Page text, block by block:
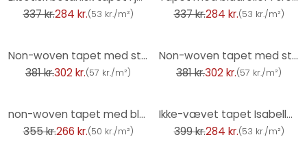
337 kr.284 kr.(53 kr./m²)
337 kr.284 kr.(53 kr./m²)
Non-woven tapet med struktureret bladmotiv beige blomstret
381 kr.302 kr.(57 kr./m²)
Non-woven tapet med struktureret bladmotiv grøn blomstret
381 kr.302 kr.(57 kr./m²)
non-woven tapet med blade i retrostil sort farverig - blomstret tapet blomster
355 kr.266 kr.(50 kr./m²)
Ikke-vævet tapet Isabelle Golden Canopy palmer guld beige - palmeblade jungle metallic gang
399 kr.284 kr.(53 kr./m²)